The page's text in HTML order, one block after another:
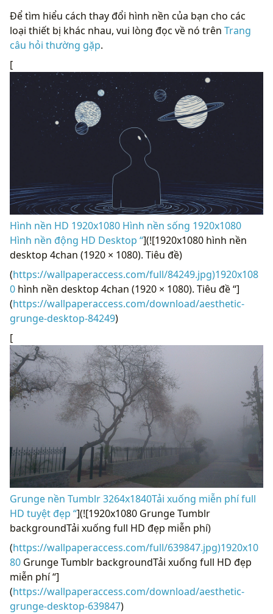
Để tìm hiểu cách thay đổi hình nền của bạn cho các
loại thiết bị khác nhau, vui lòng đọc về nó trên Trang
câu hỏi thường gặp.
[
Hình nền HD 1920x1080 Hình nền sống 1920x1080
Hình nền động HD Desktop “](![1920x1080 hình nền
desktop 4chan (1920 × 1080). Tiêu đề)
(https://wallpaperaccess.com/full/84249.jpg)1920x108
0 hình nền desktop 4chan (1920 × 1080). Tiêu đề “]
(https://wallpaperaccess.com/download/aesthetic-
grunge-desktop-84249)
[
Grunge nền Tumblr 3264x1840Tải xuống miễn phí full
HD tuyệt đẹp “](![1920x1080 Grunge Tumblr
backgroundTải xuống full HD đẹp miễn phí)
(https://wallpaperaccess.com/full/639847.jpg)1920x10
80 Grunge Tumblr backgroundTải xuống full HD đẹp
miễn phí “]
(https://wallpaperaccess.com/download/aesthetic-
grunge-desktop-639847)